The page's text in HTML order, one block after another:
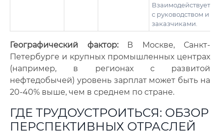
Взаимодействует
с руководством и
заказчиками.
Географический фактор:В Москве, Санкт-
Петербурге и крупных промышленных центрах
(например, в регионах с развитой
нефтедобычей) уровень зарплат может быть на
20-40% выше, чем в среднем по стране.
ГДЕ ТРУДОУСТРОИТЬСЯ: ОБЗОР
ПЕРСПЕКТИВНЫХ ОТРАСЛЕЙ